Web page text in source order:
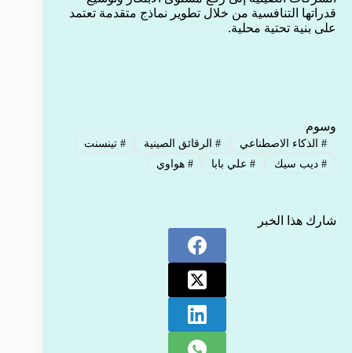
قدراتها التنافسية من خلال تطوير نماذج متقدمة تعتمد
على بنية تحتية محلية.
وسوم
#الذكاء الاصطناعي #الرقائق الصينية # تينسنت
#ديب سيك #علي بابا # هواوي
شارك هذا الخبر